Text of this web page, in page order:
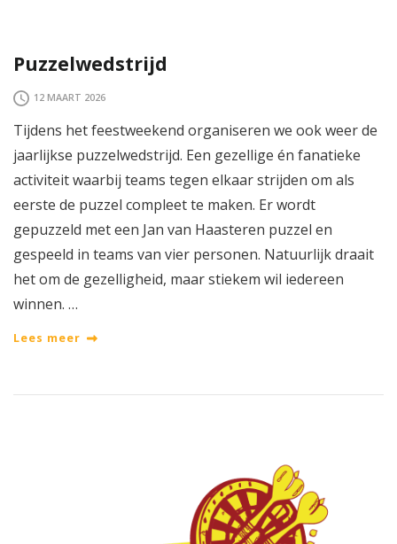
Puzzelwedstrijd
12 MAART 2026
Tijdens het feestweekend organiseren we ook weer de
jaarlijkse puzzelwedstrijd. Een gezellige én fanatieke
activiteit waarbij teams tegen elkaar strijden om als
eerste de puzzel compleet te maken. Er wordt
gepuzzeld met een Jan van Haasteren puzzel en
gespeeld in teams van vier personen. Natuurlijk draait
het om de gezelligheid, maar stiekem wil iedereen
winnen. …
Lees meer